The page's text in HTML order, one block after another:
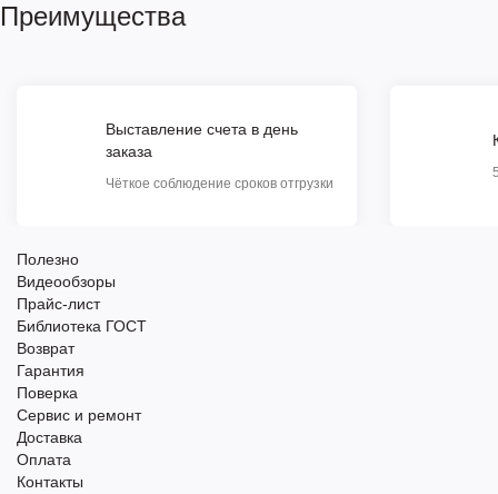
Преимущества
Выставление счета в день
заказа
Чёткое соблюдение сроков отгрузки
Полезно
Видеообзоры
Прайс-лист
Библиотека ГОСТ
Возврат
Гарантия
Поверка
Сервис и ремонт
Доставка
Оплата
Контакты